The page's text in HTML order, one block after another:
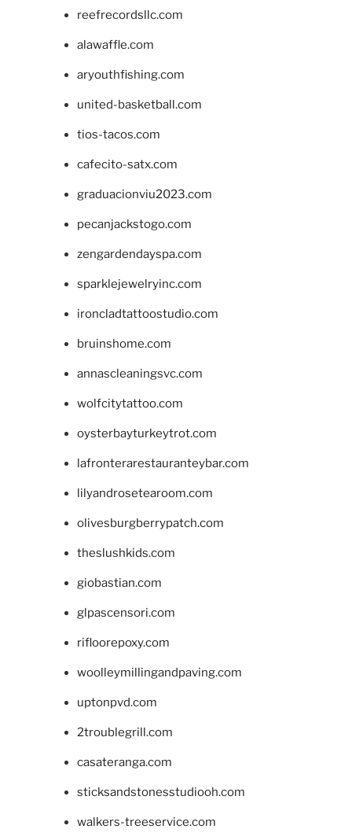
reefrecordsllc.com
alawaffle.com
aryouthfishing.com
united-basketball.com
tios-tacos.com
cafecito-satx.com
graduacionviu2023.com
pecanjackstogo.com
zengardendayspa.com
sparklejewelryinc.com
ironcladtattoostudio.com
bruinshome.com
annascleaningsvc.com
wolfcitytattoo.com
oysterbayturkeytrot.com
lafronterarestauranteybar.com
lilyandrosetearoom.com
olivesburgberrypatch.com
theslushkids.com
giobastian.com
glpascensori.com
rifloorepoxy.com
woolleymillingandpaving.com
uptonpvd.com
2troublegrill.com
casateranga.com
sticksandstonesstudiooh.com
walkers-treeservice.com